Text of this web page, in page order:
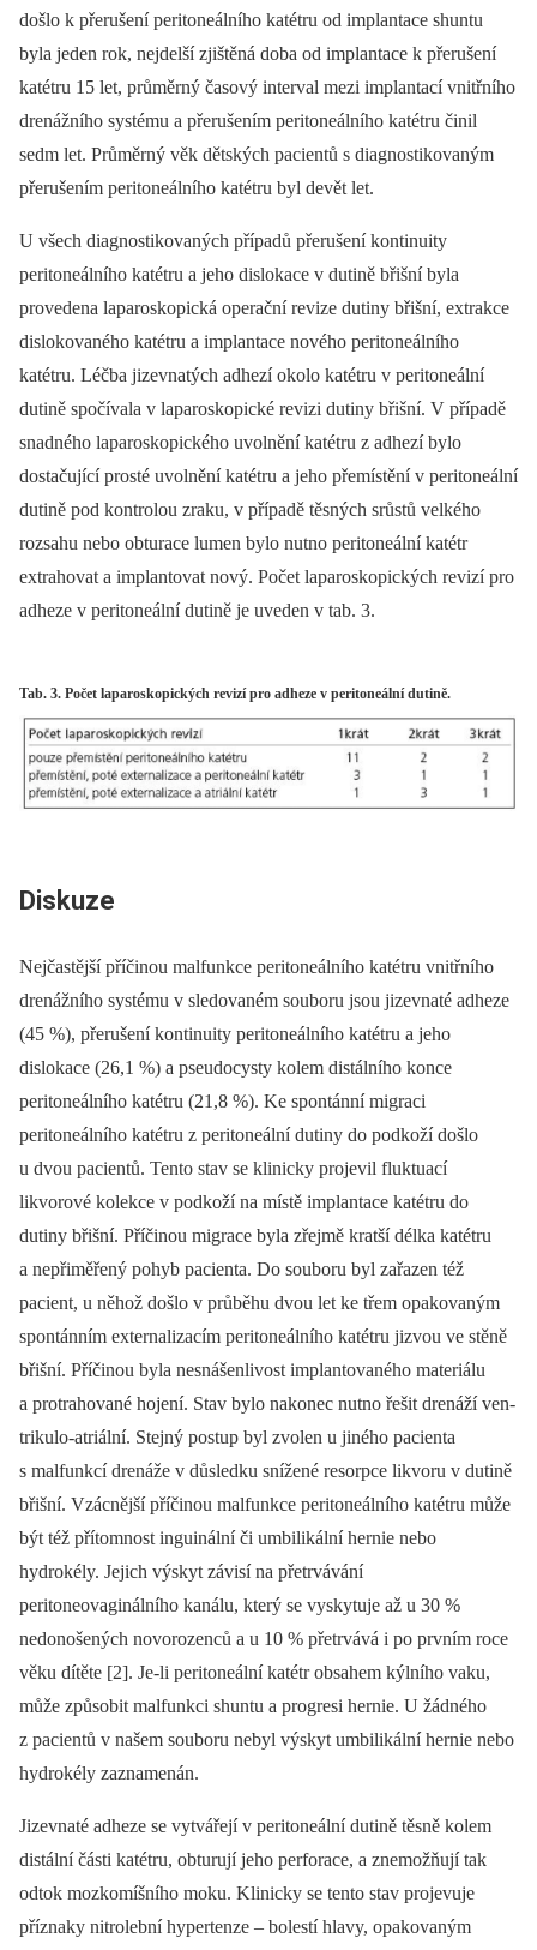
došlo k přerušení peritoneálního katétru od implantace shuntu
byla jeden rok, nejdelší zjištěná doba od implantace k přerušení
katétru 15 let, průměrný časový interval mezi implantací vnitřního
drenážního systému a přerušením peritoneálního katétru činil
sedm let. Průměrný věk dětských pacientů s diagnostikovaným
přerušením peritoneálního katétru byl devět let.
U všech diagnostikovaných případů přerušení kontinuity
peritoneálního katétru a jeho dislokace v dutině břišní byla
provedena laparoskopická operační revize dutiny břišní, extrakce
dislokovaného katétru a implantace nového peritoneálního
katétru. Léčba jizevnatých adhezí okolo katétru v peritoneální
dutině spočívala v laparoskopické revizi dutiny břišní. V případě
snadného laparoskopického uvolnění katétru z adhezí bylo
dostačující prosté uvolnění katétru a jeho přemístění v peritoneální
dutině pod kontrolou zraku, v případě těsných srůstů velkého
rozsahu nebo obturace lumen bylo nutno peritoneální katétr
extrahovat a implantovat nový. Počet laparoskopických revizí pro
adheze v peritoneální dutině je uveden v tab. 3.
Tab. 3. Počet laparoskopických revizí pro adheze v peritoneální dutině.
Diskuze
Nejčastější příčinou malfunkce peritoneálního katétru vnitřního
drenážního systému v sledovaném souboru jsou jizevnaté adheze
(45 %), přerušení kontinuity peritoneálního katétru a jeho
dislokace (26,1 %) a pseudocysty kolem distálního konce
peritoneálního katétru (21,8 %). Ke spontánní migraci
peritoneálního katétru z peritoneální dutiny do podkoží došlo
u dvou pacientů. Tento stav se klinicky projevil fluktuací
likvorové kolekce v podkoží na místě implantace katétru do
dutiny břišní. Příčinou migrace byla zřejmě kratší délka katétru
a nepřiměřený pohyb pacienta. Do souboru byl zařazen též
pacient, u něhož došlo v průběhu dvou let ke třem opakovaným
spontánním externalizacím peritoneálního katétru jizvou ve stěně
břišní. Příčinou byla nesnášenlivost implantovaného materiálu
a protrahované hojení. Stav bylo nakonec nutno řešit drenáží ven­
trikulo-atriální. Stejný postup byl zvolen u jiného pacienta
s malfunkcí drenáže v důsledku snížené resorpce likvoru v dutině
břišní. Vzácnější příčinou malfunkce peritoneálního katétru může
být též přítomnost inguinální či umbilikální hernie nebo
hydrokély. Jejich výskyt závisí na přetrvávání
peritoneovaginálního kanálu, který se vyskytuje až u 30 %
nedonošených novorozenců a u 10 % přetrvává i po prvním roce
věku dítěte [2]. Je‑li peritoneální katétr obsahem kýlního vaku,
může způsobit malfunkci shuntu a progresi hernie. U žádného
z pacientů v našem souboru nebyl výskyt umbilikální hernie nebo
hydrokély zaznamenán.
Jizevnaté adheze se vytvářejí v peritoneální dutině těsně kolem
distální části katétru, obturují jeho perforace, a znemožňují tak
odtok mozkomíšního moku. Klinicky se tento stav projevuje
příznaky nitrolební hypertenze –⁠ bolestí hlavy, opakovaným